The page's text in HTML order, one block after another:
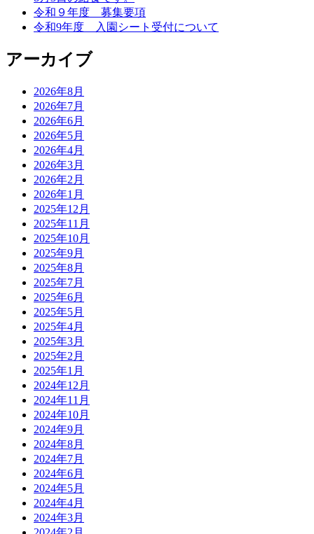
令和９年度 募集要項
令和9年度 入園シート受付について
アーカイブ
2026年8月
2026年7月
2026年6月
2026年5月
2026年4月
2026年3月
2026年2月
2026年1月
2025年12月
2025年11月
2025年10月
2025年9月
2025年8月
2025年7月
2025年6月
2025年5月
2025年4月
2025年3月
2025年2月
2025年1月
2024年12月
2024年11月
2024年10月
2024年9月
2024年8月
2024年7月
2024年6月
2024年5月
2024年4月
2024年3月